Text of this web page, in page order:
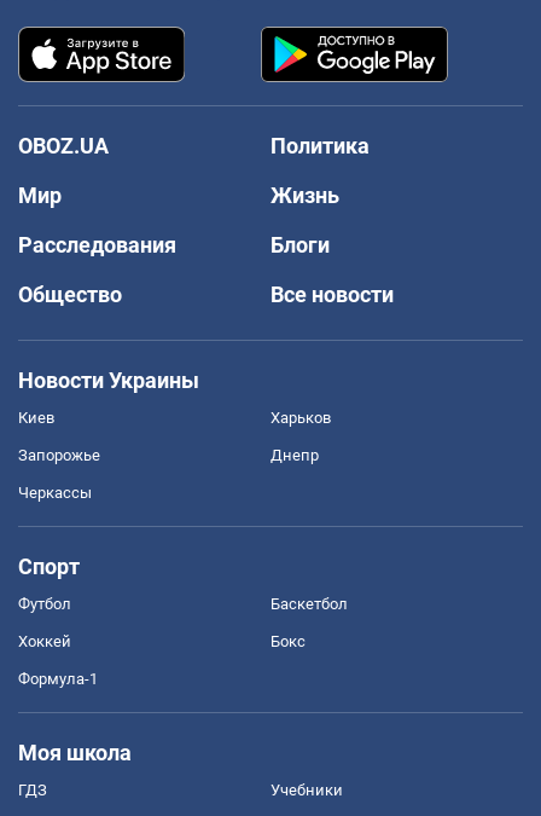
OBOZ.UA
Политика
Мир
Жизнь
Расследования
Блоги
Общество
Все новости
Новости Украины
Киев Харьков
Запорожье Днепр
Черкассы
Спорт
Футбол Баскетбол
Хоккей Бокс
Формула-1
Моя школа
ГДЗ Учебники